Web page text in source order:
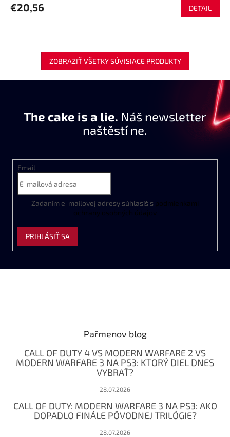
€20,56 DETAIL
ZOBRAZIŤ VŠETKY SÚVISIACE PRODUKTY
The cake is a lie. Náš newsletter
naštěstí ne.
Email
Zadaním e-mailovej adresy súhlasíš s podmienkami
ochrany osobných údajov
PRIHLÁSIŤ SA
Pařmenov blog
CALL OF DUTY 4 VS MODERN WARFARE 2 VS
MODERN WARFARE 3 NA PS3: KTORÝ DIEL DNES
VYBRAŤ?
28.07.2026
CALL OF DUTY: MODERN WARFARE 3 NA PS3: AKO
DOPADLO FINÁLE PÔVODNEJ TRILÓGIE?
28.07.2026